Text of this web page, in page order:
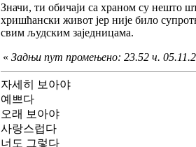
Значи, ти обичаји са храном су нешто
хришћански живот јер није било
свим људским заједницама.
« Задњи пут промењено: 23.52 ч.
자세히 보아야
예쁘다
오래 보아야
사랑스럽다
너도 그렇다